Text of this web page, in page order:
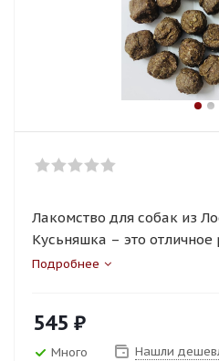
Лакомство для собак из
Кусьняшка – это
«сидящих» на рыбной
Подробнее
545 ₽
Много
Нашли